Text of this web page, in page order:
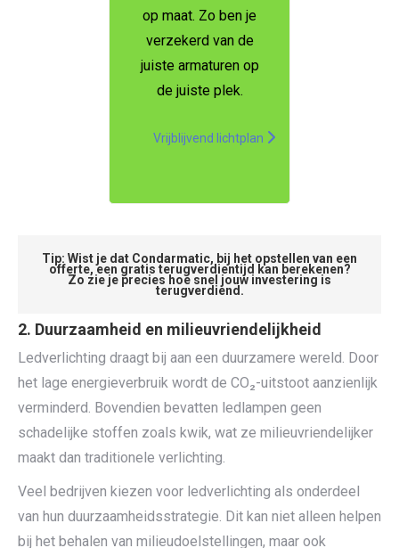
op maat. Zo ben je
verzekerd van de
juiste armaturen op
de juiste plek.
Vrijblijvend lichtplan
Tip: Wist je dat Condarmatic, bij het opstellen van een
offerte, een gratis terugverdientijd kan berekenen?
Zo zie je precies hoe snel jouw investering is
terugverdiend.
2. Duurzaamheid en milieuvriendelijkheid
Ledverlichting draagt bij aan een duurzamere wereld. Door
het lage energieverbruik wordt de CO₂-uitstoot aanzienlijk
verminderd. Bovendien bevatten ledlampen geen
schadelijke stoffen zoals kwik, wat ze milieuvriendelijker
maakt dan traditionele verlichting.
Veel bedrijven kiezen voor ledverlichting als onderdeel
van hun duurzaamheidsstrategie. Dit kan niet alleen helpen
bij het behalen van milieudoelstellingen, maar ook